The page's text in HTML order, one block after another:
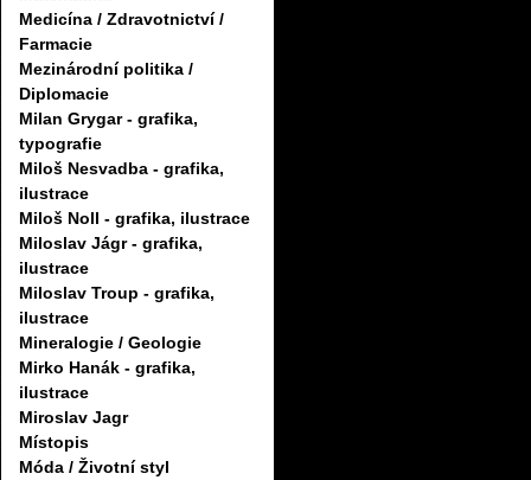
Medicína / Zdravotnictví /
Farmacie
Mezinárodní politika /
Diplomacie
Milan Grygar - grafika,
typografie
Miloš Nesvadba - grafika,
ilustrace
Miloš Noll - grafika, ilustrace
Miloslav Jágr - grafika,
ilustrace
Miloslav Troup - grafika,
ilustrace
Mineralogie / Geologie
Mirko Hanák - grafika,
ilustrace
Miroslav Jagr
Místopis
Móda / Životní styl